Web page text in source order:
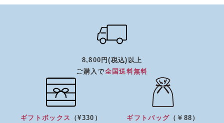
8,800円(税込)以上
ご購入で全国送料無料
ギフトボックス
（¥330）
ギフトバッグ （￥88）